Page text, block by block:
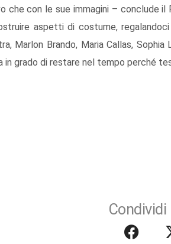
che con le sue immagini – conclude
aspetti di costume,
Marlon Brando, Maria Callas,
in grado di restare nel tempo perché